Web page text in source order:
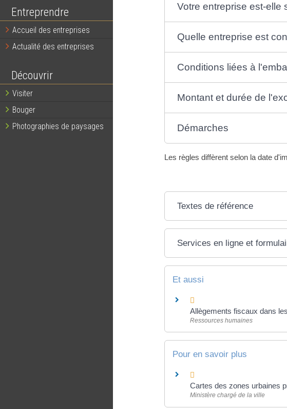
Entreprendre
Accueil des entreprises
Actualité des entreprises
Découvrir
Visiter
Bouger
Photographies de paysages
Votre entreprise est-elle
Quelle entreprise est
Conditions liées à
Montant et durée de
Démarches
Les règles diffèrent selon la date
Textes de référence
Services en ligne et
Et aussi
Allègements fiscaux dans
Ressources humaines
Pour en savoir plus
Cartes des zones urbaines
Ministère chargé de la ville